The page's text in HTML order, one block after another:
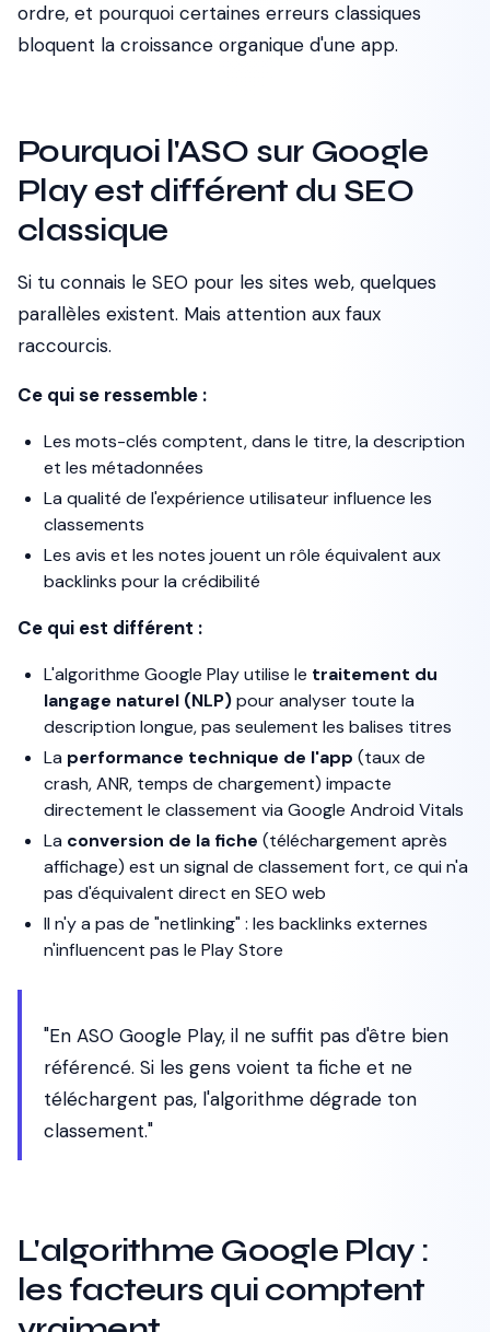
ordre, et pourquoi certaines erreurs classiques
bloquent la croissance organique d'une app.
Pourquoi l'ASO sur Google
Play est différent du SEO
classique
Si tu connais le SEO pour les sites web, quelques
parallèles existent. Mais attention aux faux
raccourcis.
Ce qui se ressemble :
Les mots-clés comptent, dans le titre, la description
et les métadonnées
La qualité de l'expérience utilisateur influence les
classements
Les avis et les notes jouent un rôle équivalent aux
backlinks pour la crédibilité
Ce qui est différent :
L'algorithme Google Play utilise le traitement du
langage naturel (NLP)pour analyser toute la
description longue, pas seulement les balises titres
La performance technique de l'app (taux de
crash, ANR, temps de chargement) impacte
directement le classement via Google Android Vitals
La conversion de la fiche (téléchargement après
affichage) est un signal de classement fort, ce qui n'a
pas d'équivalent direct en SEO web
Il n'y a pas de "netlinking" : les backlinks externes
n'influencent pas le Play Store
"En ASO Google Play, il ne suffit pas d'être bien
référencé. Si les gens voient ta fiche et ne
téléchargent pas, l'algorithme dégrade ton
classement."
L'algorithme Google Play :
les facteurs qui comptent